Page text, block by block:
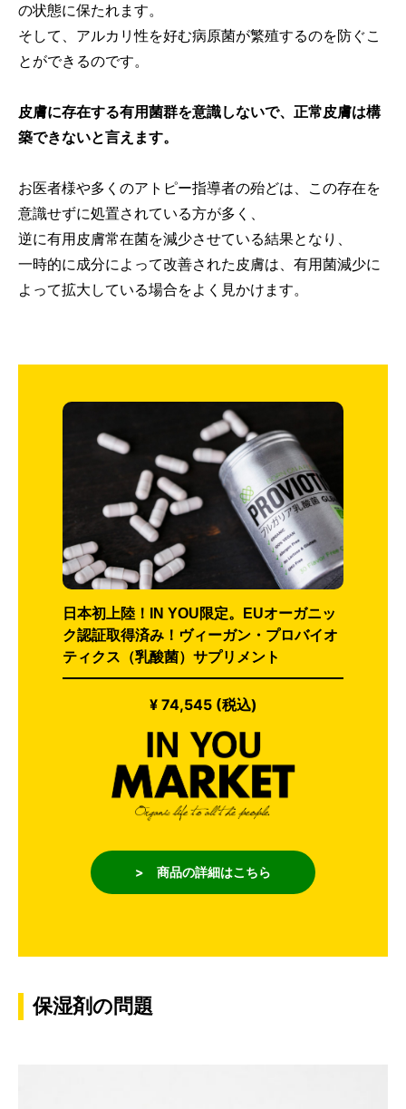
の状態に保たれます。
そして、アルカリ性を好む病原菌が繁殖するのを防ぐこ
とができるのです。
皮膚に存在する有用菌群を意識しないで、正常皮膚は構
築できないと言えます。
お医者様や多くのアトピー指導者の殆どは、この存在を
意識せずに処置されている方が多く、
逆に有用皮膚常在菌を減少させている結果となり、
一時的に成分によって改善された皮膚は、有用菌減少に
よって拡大している場合をよく見かけます。
日本初上陸！IN YOU限定。EUオーガニッ
ク認証取得済み！ヴィーガン・プロバイオ
ティクス（乳酸菌）サプリメント
¥ 74,545 (税込)
> 商品の詳細はこちら
保湿剤の問題